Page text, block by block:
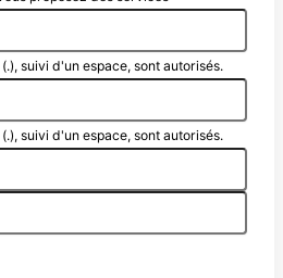
suivi d'un espace, sont autorisés.
suivi d'un espace, sont autorisés.